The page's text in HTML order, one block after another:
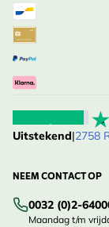
Uitstekend|2758
NEEM CONTACT OP
0032 (0)2-
Maandag t/m